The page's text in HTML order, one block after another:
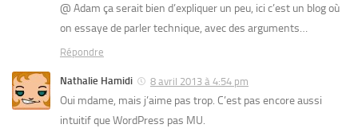
@ Adam ça serait bien d’expliquer un peu, ici c’est un blog où
on essaye de parler technique, avec des arguments…
Répondre
Nathalie Hamidi 8 avril 2013 à 4:54 pm
Oui mdame, mais j’aime pas trop. C’est pas encore aussi
intuitif que WordPress pas MU.